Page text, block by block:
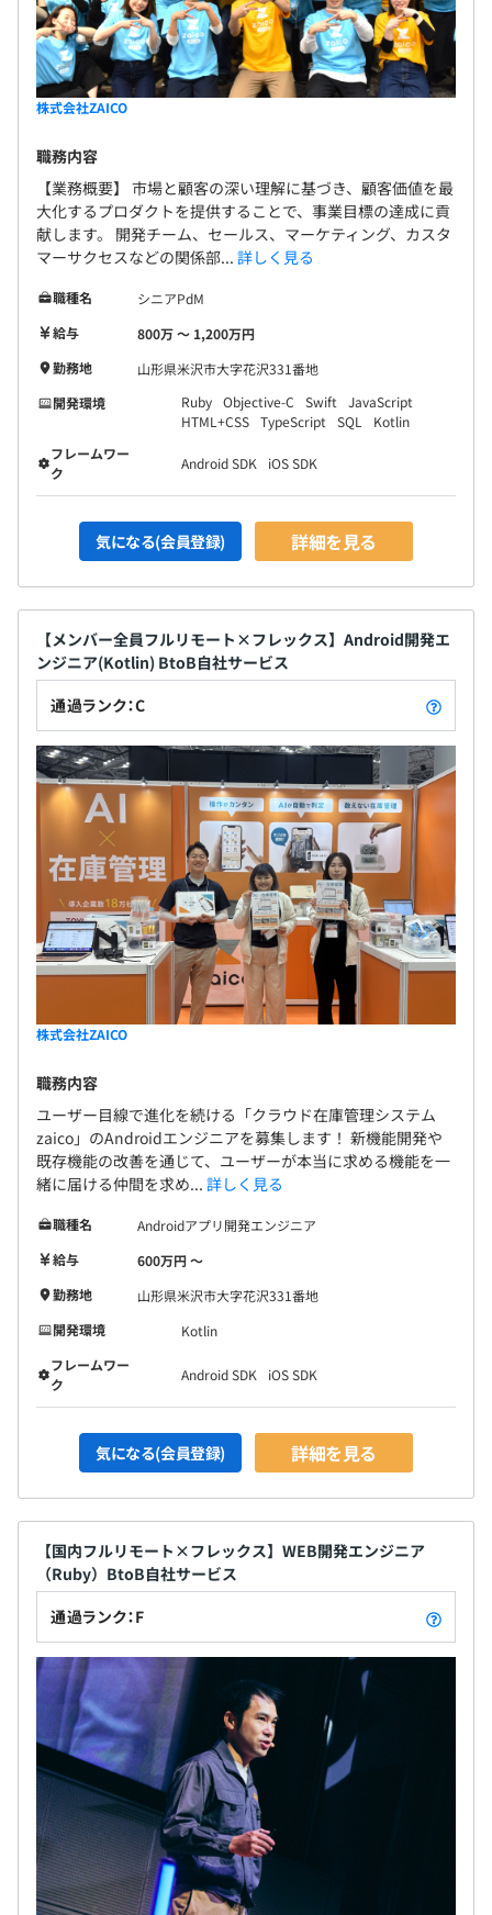
株式会社ZAICO
職務内容
【業務概要】 市場と顧客の深い理解に基づき、顧客価値を最
大化するプロダクトを提供することで、事業目標の達成に貢
献します。 開発チーム、セールス、マーケティング、カスタ
マーサクセスなどの関係部... 詳しく見る
職種名
シニアPdM
給与
800万 〜 1,200万円
勤務地
山形県米沢市大字花沢331番地
開発環境
Ruby Objective-C Swift
JavaScript
HTML+CSS TypeScript SQL
Kotlin
フレームワー
ク
Android SDK iOS SDK
気になる(会員登録) 詳細を見る
【メンバー全員フルリモート×フレックス】Android開発エ
ンジニア(Kotlin) BtoB自社サービス
通過ランク：C
株式会社ZAICO
職務内容
ユーザー目線で進化を続ける「クラウド在庫管理システム
zaico」のAndroidエンジニアを募集します！ 新機能開発や
既存機能の改善を通じて、ユーザーが本当に求める機能を一
緒に届ける仲間を求め... 詳しく見る
職種名
Androidアプリ開発エンジニア
給与
600万円 〜
勤務地
山形県米沢市大字花沢331番地
開発環境
Kotlin
フレームワー
ク
Android SDK iOS SDK
気になる(会員登録) 詳細を見る
【国内フルリモート×フレックス】WEB開発エンジニア
（Ruby）BtoB自社サービス
通過ランク：F